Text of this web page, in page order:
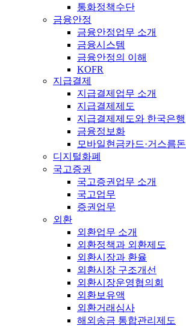
통화정책수단
금융안정
금융안정업무 소개
금융시스템
금융안정의 이해
KOFR
지급결제
지급결제업무 소개
지급결제제도
지급결제제도와 한국은행
금융정보화
모바일현금카드·거스름
디지털화폐
국고증권
국고증권업무 소개
국고업무
증권업무
외환
외환업무 소개
외환정책과 외환제도
외환시장과 환율
외환시장 구조개선
외환시장운영협의회
외환보유액
외환거래심사
해외송금 통합관리제도